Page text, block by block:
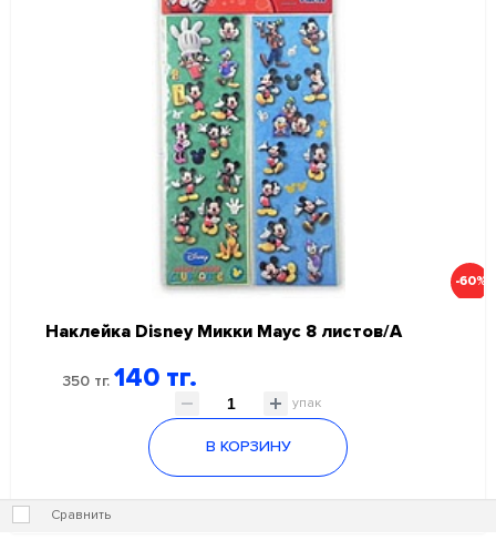
-60%
Наклейка Disney Микки Маус 8 листов/А
350 тг. 140 тг.
упак
В КОРЗИНУ
Сравнить